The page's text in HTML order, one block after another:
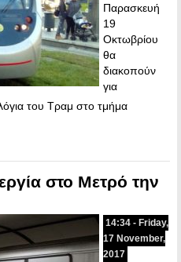
Παρασκευή
19
Οκτωβρίου
θα
διακοπούν
για
του Tραμ στο τμήμα
στο Μετρό την
14:34 - Friday,
17 November,
2017